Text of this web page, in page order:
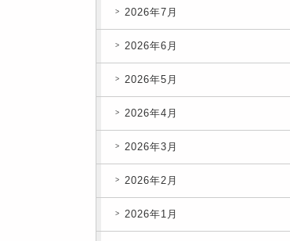
2026年7月
2026年6月
2026年5月
2026年4月
2026年3月
2026年2月
2026年1月